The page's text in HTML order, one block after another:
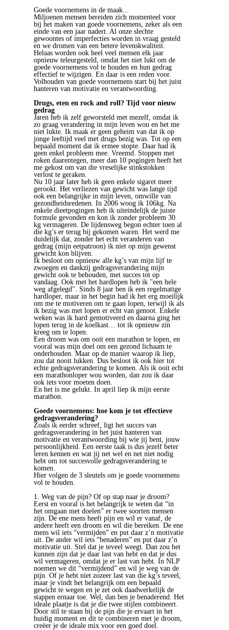
Goede voornemens in de maak...
Miljoenen mensen bereiden zich momenteel voor
bij het maken van goede voornemens, zeker als een
einde van een jaar nadert. Al onze slechte
gewoontes of imperfecties worden in vraag gesteld
en we dromen van een betere levenskwaliteit.
Helaas worden ook heel veel mensen elk jaar
opnieuw teleurgesteld, omdat het niet lukt om de
goede voornemens vol te houden en hun gedrag
effectief te wijzigen. En daar is een reden voor.
Volhouden van goede voornemens start bij het juist
hanteren van motivatie en verantwoording.
Drugs, eten en rock and roll? Tijd voor nieuw
gedrag
Jaren heb ik zelf geworsteld met mezelf, omdat ik
zo graag verandering in mijn leven wou en het me
niet lukte. Ik maak er geen geheim van dat ik op
jonge leeftijd veel met drugs bezig was. Tot op een
bepaald moment dat ik ermee stopte. Daar had ik
geen enkel probleem mee. Vreemd. Stoppen met
roken daarentegen, meer dan 10 pogingen heeft het
me gekost om van die vreselijke stinkstokken
verlost te geraken.
Nu 10 jaar later heb ik geen enkele sigaret meer
gerookt. Het verliezen van gewicht was lange tijd
ook een belangrijke in mijn leven, omwille van
gezondheidsredenen. In 2006 woog ik 106kg. Na
enkele dieetpogingen heb ik uiteindelijk de juiste
formule gevonden en kon ik zonder probleem 30
kg vermageren. De lijdensweg begon echter toen al
die kg’s er terug bij gekomen waren. Het werd me
duidelijk dat, zonder het echt veranderen van
gedrag (mijn eetpatroon) ik niet op mijn gewenst
gewicht kon blijven.
Ik besloot om opnieuw alle kg’s van mijn lijf te
zwoegen en dankzij gedragsverandering mijn
gewicht ook te behouden, met succes tot op
vandaag. Ook met het hardlopen heb ik "een hele
weg afgelegd". Sinds 8 jaar ben ik een regelmatige
hardloper, maar in het begin had ik het erg moeilijk
om me te motiveren om te gaan lopen, terwijl ik als
ik bezig was met lopen er echt van genoot. Enkele
weken was ik hard gemotiveerd en daarna ging het
lopen terug in de koelkast… tot ik opnieuw zin
kreeg om te lopen.
Een droom was om ooit een marathon te lopen, en
vooral was mijn doel om een gezond lichaam te
onderhouden. Maar op de manier waarop ik liep,
zou dat nooit lukken. Dus besloot ik ook hier tot
echte gedragsverandering te komen. Als ik ooit echt
een marathonloper wou worden, dan zou ik daar
ook iets voor moeten doen.
En het is me gelukt. In april liep ik mijn eerste
marathon.
Goede voornemens: hoe kom je tot effectieve
gedragsverandering?
Zoals ik eerder schreef, ligt het succes van
gedragsverandering in het juist hanteren van
motivatie en verantwoording bij wie jij bent, jouw
persoonlijkheid. Een eerste taak is dus jezelf beter
leren kennen en wat jij net wel en net niet nodig
hebt om tot succesvolle gedragsverandering te
komen.
Hier volgen de 3 sleutels om je goede voornemens
vol te houden.
1. Weg van de pijn? Of op stap naar je droom?
Eerst en vooral is het belangrijk te weten dat “in
het omgaan met doelen” er twee soorten mensen
zijn. De ene mens heeft pijn en wil er vanaf, de
andere heeft een droom en wil die bereiken. De ene
mens wil iets “vermijden” en put daar z’n motivatie
uit. De ander wil iets “benaderen” en put daar z’n
motivatie uit. Stel dat je teveel weegt. Dan zou het
kunnen zijn dat je daar last van hebt en dat je dus
wil vermageren, omdat je er last van hebt. In NLP
noemen we dit “vermijdend” en wil je weg van de
pijn. Of je hebt niet zozeer last van die kg’s teveel,
maar je vindt het belangrijk om een bepaald
gewicht te wegen en je zet ook daadwerkelijk de
stappen ernaar toe. Wel, dan ben je benaderend. Het
ideale plaatje is dat je die twee stijlen combineert.
Door stil te staan bij de pijn die je ervaart in het
huidig moment en dit te combineren met je droom,
creëer je de ideale mix voor een goed doel.